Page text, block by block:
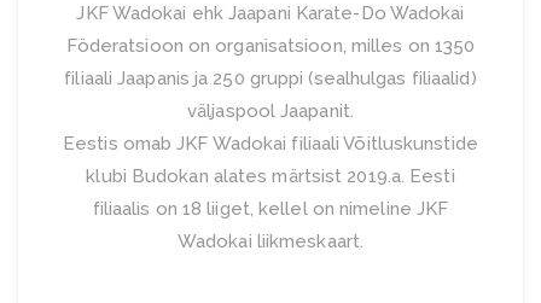
JKF Wadokai ehk Jaapani Karate-Do Wadokai
Föderatsioon on organisatsioon, milles on 1350
filiaali Jaapanis ja 250 gruppi (sealhulgas filiaalid)
väljaspool Jaapanit.
Eestis omab JKF Wadokai filiaali Võitluskunstide
klubi Budokan alates märtsist 2019.a. Eesti
filiaalis on 18 liiget, kellel on nimeline JKF
Wadokai liikmeskaart.